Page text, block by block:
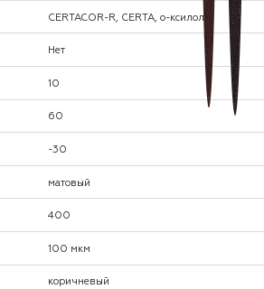
CERTACOR-R, CERTA, о-ксилол
Нет
10
60
-30
матовый
400
100 мкм
коричневый